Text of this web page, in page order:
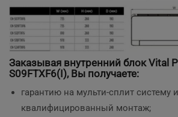
Заказывая внутренний блок Vital
S09FTXF6(I), Вы получаете:
гарантию на мульти-сплит систему
квалифицированный монтаж;